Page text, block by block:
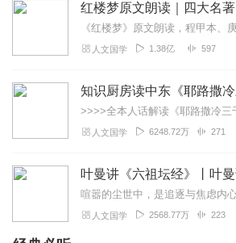
红楼梦原文朗读｜四大名著
人文国学 1.38亿 597
人文国学 6248.72万 271
人文国学 2568.77万 223